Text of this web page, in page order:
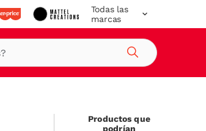
Todas las
marcas
Buscar
Productos que
podrían